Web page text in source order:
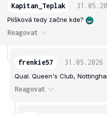
Kapitan_Teplak
Plíšková tedy začne kde?
Reagovat
frenkie57 31.05.2026
Qual. Queen's Club,
Reagovat